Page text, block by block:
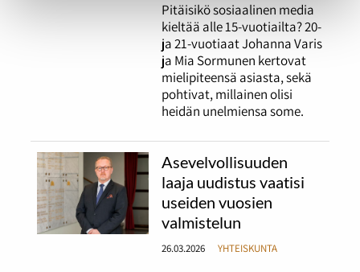
Pitäisikö sosiaalinen media
kieltää alle 15-vuotiailta? 20-
ja 21-vuotiaat Johanna Varis
ja Mia Sormunen kertovat
mielipiteensä asiasta, sekä
pohtivat, millainen olisi
heidän unelmiensa some.
Asevelvollisuuden
laaja uudistus vaatisi
useiden vuosien
valmistelun
26.03.2026 YHTEISKUNTA